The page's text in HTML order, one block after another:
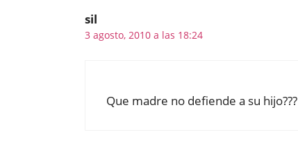
sil
3 agosto, 2010 a las 18:24
Que madre no defiende a su hijo???